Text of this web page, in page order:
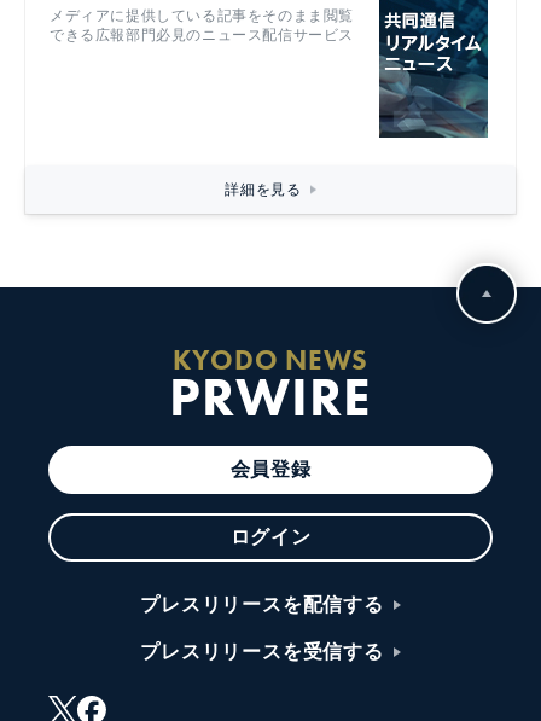
メディアに提供している記事をそのまま閲覧
できる広報部門必見のニュース配信サービス
詳細を見る
KYODO NEWS
PRWIRE
会員登録
ログイン
プレスリリースを配信する
プレスリリースを受信する